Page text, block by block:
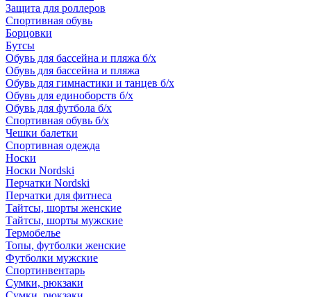
Защита для роллеров
Спортивная обувь
Борцовки
Бутсы
Обувь для бассейна и пляжа б/х
Обувь для бассейна и пляжа
Обувь для гимнастики и танцев б/х
Обувь для единоборств б/х
Обувь для футбола б/х
Спортивная обувь б/х
Чешки балетки
Спортивная одежда
Носки
Носки Nordski
Перчатки Nordski
Перчатки для фитнеса
Тайтсы, шорты женские
Тайтсы, шорты мужские
Термобелье
Топы, футболки женские
Футболки мужские
Спортинвентарь
Сумки, рюкзаки